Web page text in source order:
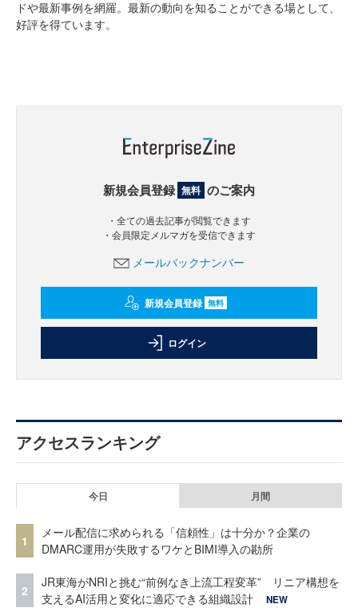
ドや最新事例を網羅。最新の動向を知ることができる場として、
好評を得ています。
新規会員登録 無料 のご案内
・全ての過去記事が閲覧できます
・会員限定メルマガを受信できます
メールバックナンバー
新規会員登録 無料
ログイン
アクセスランキング
今日 月間
1
メール配信に求められる「信頼性」は十分か？企業の
DMARC運用が失敗するワケとBIMI導入の勘所
2
JR東海がNRIと挑む“前例なき上流工程変革” リニア構想を
支えるAI活用と変化に適応できる組織設計
NEW